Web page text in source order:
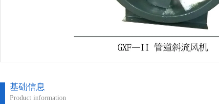
基础信息
Product information